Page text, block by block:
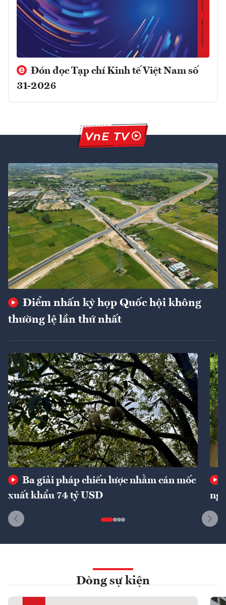
Đón đọc Tạp chí Kinh tế Việt Nam số
31-2026
Điểm nhấn kỳ họp Quốc hội không
thường lệ lần thứ nhất
Ba giải pháp chiến lược nhằm cán mốc
xuất khẩu 74 tỷ USD
Dòng sự kiện